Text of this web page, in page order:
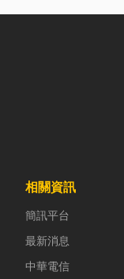
相關資訊
簡訊平台
最新消息
中華電信